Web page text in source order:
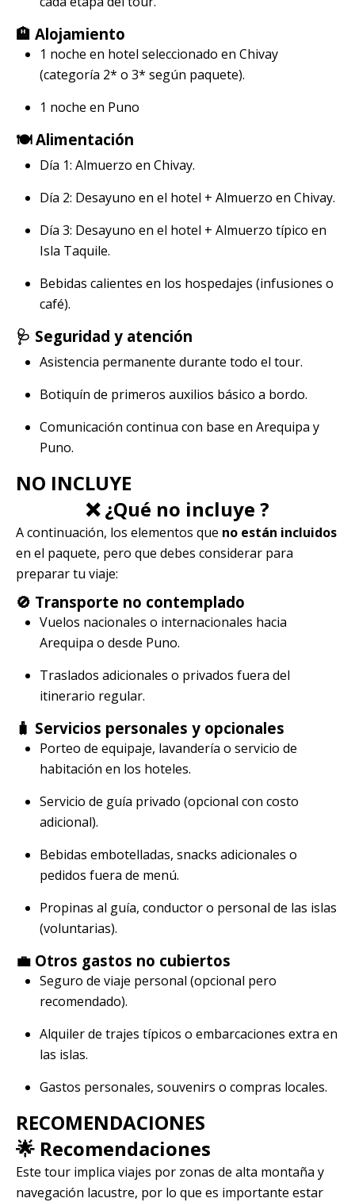
🏨 Alojamiento
1 noche en hotel seleccionado en Chivay
(categoría 2* o 3* según paquete).
1 noche en Puno
🍽️ Alimentación
Día 1: Almuerzo en Chivay.
Día 2: Desayuno en el hotel + Almuerzo en Chivay.
Día 3: Desayuno en el hotel + Almuerzo típico en
Isla Taquile.
Bebidas calientes en los hospedajes (infusiones o
café).
🩺 Seguridad y atención
Asistencia permanente durante todo el tour.
Botiquín de primeros auxilios básico a bordo.
Comunicación continua con base en Arequipa y
Puno.
NO INCLUYE
❌ ¿Qué no incluye ?
A continuación, los elementos que no están incluidos
en el paquete, pero que debes considerar para
preparar tu viaje:
🚫 Transporte no contemplado
Vuelos nacionales o internacionales hacia
Arequipa o desde Puno.
Traslados adicionales o privados fuera del
itinerario regular.
🧳 Servicios personales y opcionales
Porteo de equipaje, lavandería o servicio de
habitación en los hoteles.
Servicio de guía privado (opcional con costo
adicional).
Bebidas embotelladas, snacks adicionales o
pedidos fuera de menú.
Propinas al guía, conductor o personal de las islas
(voluntarias).
💼 Otros gastos no cubiertos
Seguro de viaje personal (opcional pero
recomendado).
Alquiler de trajes típicos o embarcaciones extra en
las islas.
Gastos personales, souvenirs o compras locales.
RECOMENDACIONES
🌟 Recomendaciones
Este tour implica viajes por zonas de alta montaña y
navegación lacustre, por lo que es importante estar